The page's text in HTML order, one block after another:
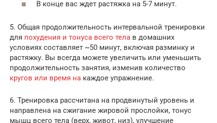
В конце вас ждет растяжка на 5-7 минут.
5. Общая продолжительность интервальной тренировки
для похудения и тонуса всего тела в домашних
условиях составляет ~50 минут, включая разминку и
растяжку. Вы всегда можете увеличить или уменьшить
продолжительность занятия, изменив количество
кругов или время на каждое упражнение.
6. Тренировка рассчитана на продвинутый уровень и
направлена на сжигание жировой прослойки, тонус
мышц всего тела (верх, живот, низ), улучшение